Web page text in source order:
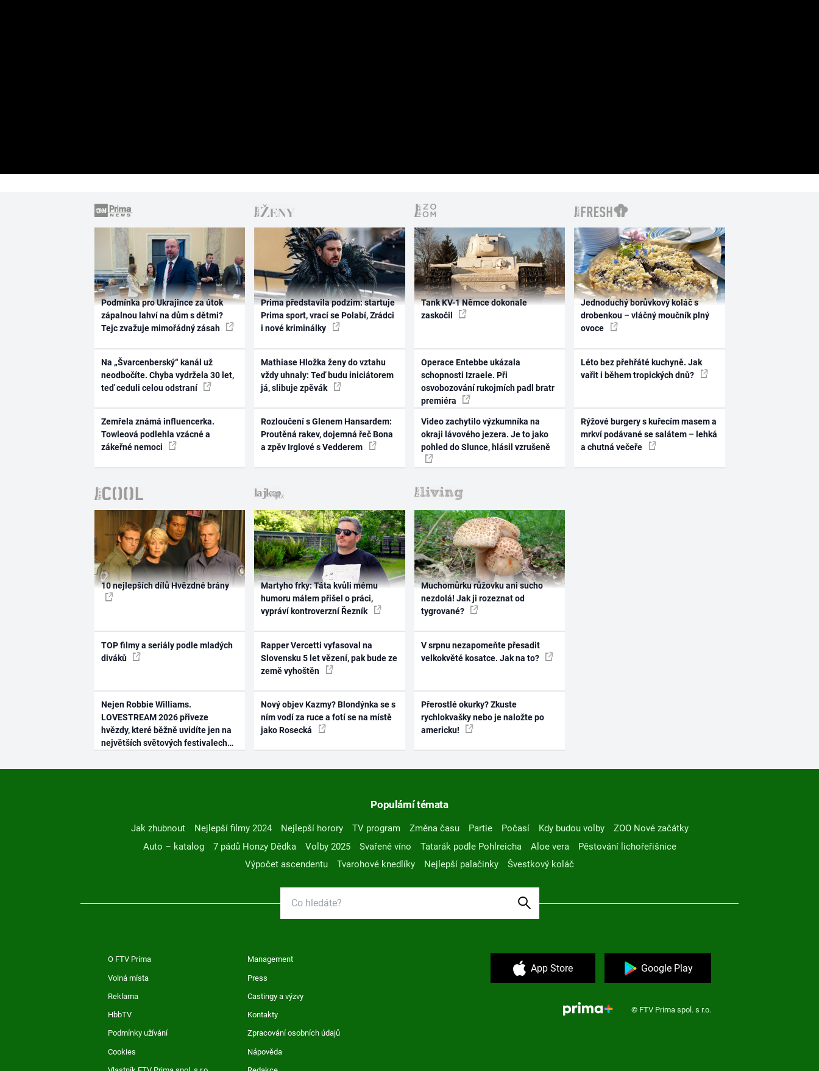
Podmínka pro Ukrajince za útok
zápalnou lahví na dům s dětmi?
Tejc zvažuje mimořádný zásah
Na „Švarcenberský“ kanál už
neodbočíte. Chyba vydržela 30 let,
teď ceduli celou odstraní
Zemřela známá influencerka.
Towleová podlehla vzácné a
zákeřné nemoci
Prima představila podzim: startuje
Prima sport, vrací se Polabí, Zrádci
i nové kriminálky
Mathiase Hložka ženy do vztahu
vždy uhnaly: Teď budu iniciátorem
já, slibuje zpěvák
Rozloučení s Glenem Hansardem:
Proutěná rakev, dojemná řeč Bona
a zpěv Irglové s Vedderem
Tank KV-1 Němce dokonale
zaskočil
Operace Entebbe ukázala
schopnosti Izraele. Při
osvobozování rukojmích padl bratr
premiéra
Video zachytilo výzkumníka na
okraji lávového jezera. Je to jako
pohled do Slunce, hlásil vzrušeně
Jednoduchý borůvkový koláč s
drobenkou – vláčný moučník plný
ovoce
Léto bez přehřáté kuchyně. Jak
vařit i během tropických dnů?
Rýžové burgery s kuřecím masem a
mrkví podávané se salátem – lehká
a chutná večeře
10 nejlepších dílů Hvězdné brány
TOP filmy a seriály podle mladých
diváků
Nejen Robbie Williams.
LOVESTREAM 2026 přiveze
hvězdy, které běžně uvidíte jen na
největších světových festivalech
Martyho frky: Táta kvůli mému
humoru málem přišel o práci,
vypráví kontroverzní Řezník
Rapper Vercetti vyfasoval na
Slovensku 5 let vězení, pak bude ze
země vyhoštěn
Nový objev Kazmy? Blondýnka se s
ním vodí za ruce a fotí se na místě
jako Rosecká
Muchomůrku růžovku ani sucho
nezdolá! Jak ji rozeznat od
tygrované?
V srpnu nezapomeňte přesadit
velkokvěté kosatce. Jak na to?
Přerostlé okurky? Zkuste
rychlokvašky nebo je naložte po
americku!
Populární témata
Jak zhubnout Nejlepší filmy 2024 Nejlepší horory TV program Změna času Partie Počasí Kdy budou volby
ZOO Nové začátky
Auto – katalog
7 pádů Honzy Dědka Volby 2025 Svařené víno Tatarák podle Pohlreicha Aloe vera
Pěstování lichořeřišnice
Výpočet ascendentu
Tvarohové knedlíky Nejlepší palačinky Švestkový koláč
O FTV Prima Management
Volná místa Press
Reklama Castingy a výzvy
HbbTV Kontakty
Podmínky užívání Zpracování osobních údajů
Cookies Nápověda
App Store Google Play
© FTV Prima spol. s r.o.